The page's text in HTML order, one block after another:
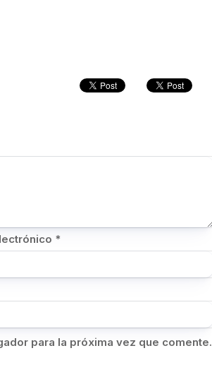
*
para la próxima vez que comente.